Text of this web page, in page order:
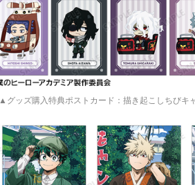
▲グッズ購入特典ポストカード：描き起こしちびキ